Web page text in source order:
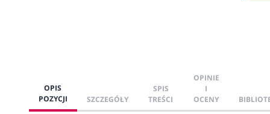
OPIS
POZYCJI
SZCZEGÓŁY
SPIS
TREŚCI
OPINIE
I
OCENY